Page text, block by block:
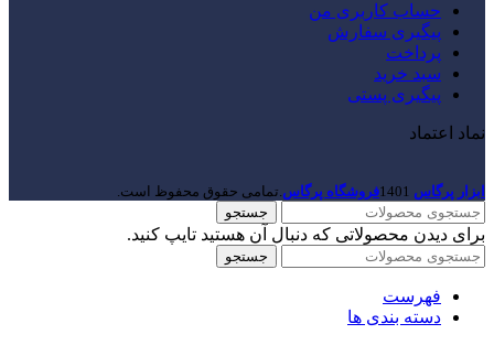
حساب کاربری من
پیگیری سفارش
پرداخت
سبد خرید
پیگیری پستی
نماد اعتماد
ابزار پرگاس 1401فروشگاه پرگاس.تمامی حقوق محفوظ است.
جستجو
برای دیدن محصولاتی که دنبال آن هستید تایپ کنید.
جستجو
فهرست
دسته بندی ها